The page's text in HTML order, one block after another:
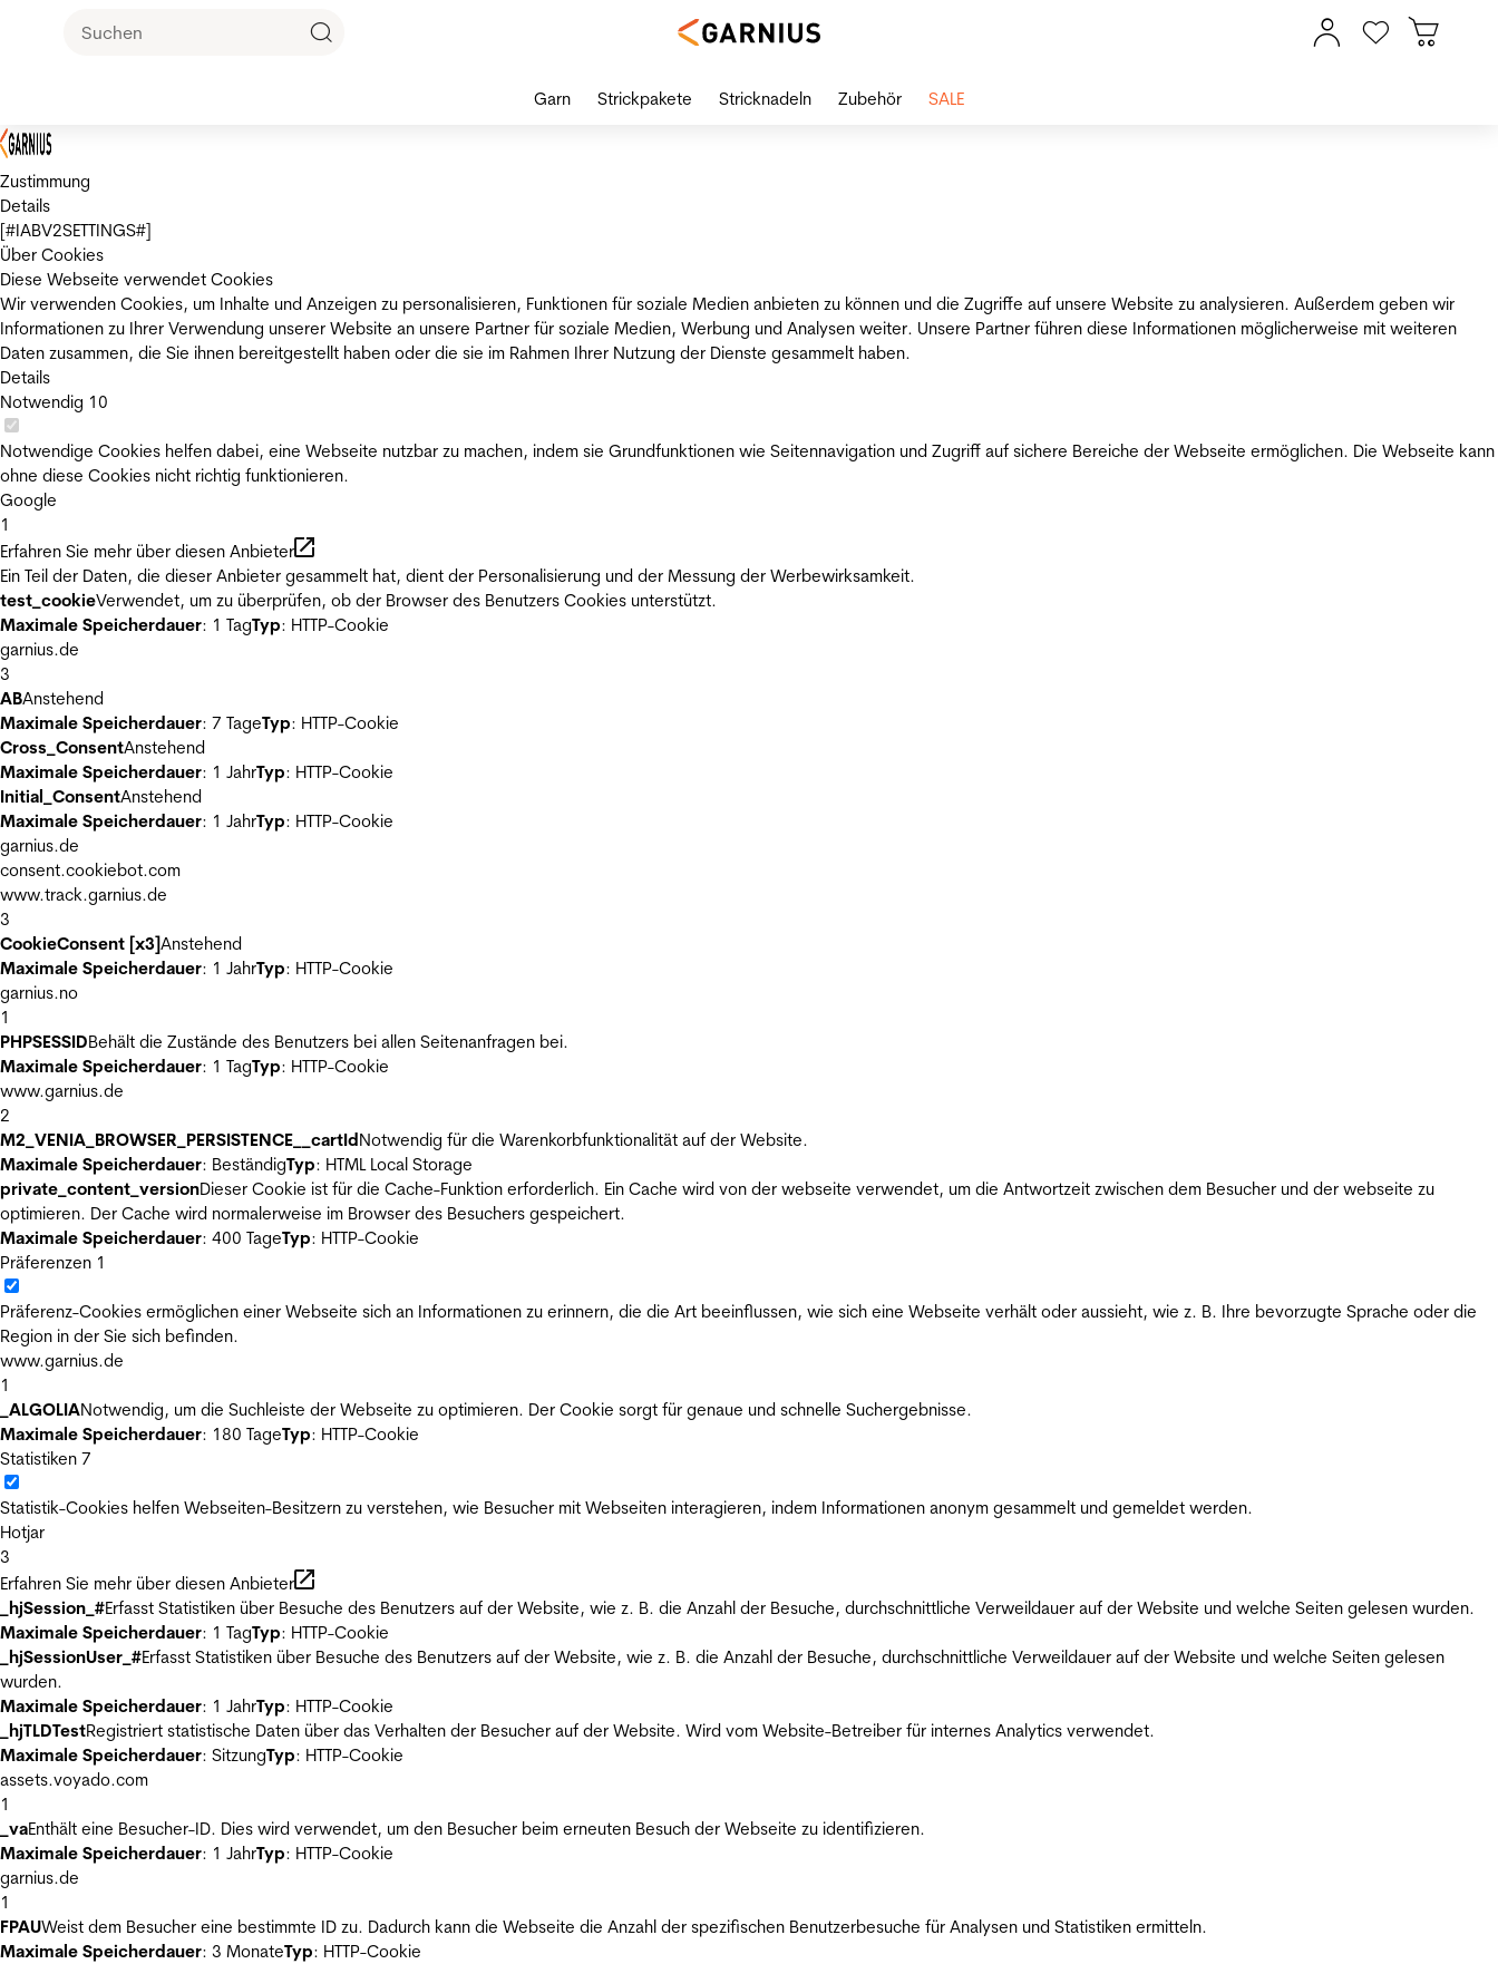
Zustimmung
Details
[#IABV2SETTINGS#]
Über Cookies
Diese Webseite verwendet Cookies
Wir verwenden Cookies, um Inhalte und Anzeigen zu personalisieren, Funktionen für soziale Medien anbieten zu können und die Zugriffe auf unsere Website zu analysieren. Außerdem geben wir
Informationen zu Ihrer Verwendung unserer Website an unsere Partner für soziale Medien, Werbung und Analysen weiter. Unsere Partner führen diese Informationen möglicherweise mit weiteren
Daten zusammen, die Sie ihnen bereitgestellt haben oder die sie im Rahmen Ihrer Nutzung der Dienste gesammelt haben.
Details
Notwendig 10
Notwendige Cookies helfen dabei, eine Webseite nutzbar zu machen, indem sie Grundfunktionen wie Seitennavigation und Zugriff auf sichere Bereiche der Webseite ermöglichen. Die Webseite kann
ohne diese Cookies nicht richtig funktionieren.
Google
1
Erfahren Sie mehr über diesen Anbieter
Ein Teil der Daten, die dieser Anbieter gesammelt hat, dient der Personalisierung und der Messung der Werbewirksamkeit.
test_cookieVerwendet, um zu überprüfen, ob der Browser des Benutzers Cookies unterstützt.
Maximale Speicherdauer: 1 TagTyp: HTTP-Cookie
garnius.de
3
ABAnstehend
Maximale Speicherdauer: 7 TageTyp: HTTP-Cookie
Cross_ConsentAnstehend
Maximale Speicherdauer: 1 JahrTyp: HTTP-Cookie
Initial_ConsentAnstehend
Maximale Speicherdauer: 1 JahrTyp: HTTP-Cookie
garnius.de
consent.cookiebot.com
www.track.garnius.de
3
CookieConsent [x3]Anstehend
Maximale Speicherdauer: 1 JahrTyp: HTTP-Cookie
garnius.no
1
PHPSESSIDBehält die Zustände des Benutzers bei allen Seitenanfragen bei.
Maximale Speicherdauer: 1 TagTyp: HTTP-Cookie
www.garnius.de
2
M2_VENIA_BROWSER_PERSISTENCE__cartIdNotwendig für die Warenkorbfunktionalität auf der Website.
Maximale Speicherdauer: BeständigTyp: HTML Local Storage
private_content_versionDieser Cookie ist für die Cache-Funktion erforderlich. Ein Cache wird von der webseite verwendet, um die Antwortzeit zwischen dem Besucher und der webseite zu
optimieren. Der Cache wird normalerweise im Browser des Besuchers gespeichert.
Maximale Speicherdauer: 400 TageTyp: HTTP-Cookie
Präferenzen 1
Präferenz-Cookies ermöglichen einer Webseite sich an Informationen zu erinnern, die die Art beeinflussen, wie sich eine Webseite verhält oder aussieht, wie z. B. Ihre bevorzugte Sprache oder die
Region in der Sie sich befinden.
www.garnius.de
1
_ALGOLIANotwendig, um die Suchleiste der Webseite zu optimieren. Der Cookie sorgt für genaue und schnelle Suchergebnisse.
Maximale Speicherdauer: 180 TageTyp: HTTP-Cookie
Statistiken 7
Statistik-Cookies helfen Webseiten-Besitzern zu verstehen, wie Besucher mit Webseiten interagieren, indem Informationen anonym gesammelt und gemeldet werden.
Hotjar
3
Erfahren Sie mehr über diesen Anbieter
_hjSession_#Erfasst Statistiken über Besuche des Benutzers auf der Website, wie z. B. die Anzahl der Besuche, durchschnittliche Verweildauer auf der Website und welche Seiten gelesen wurden.
Maximale Speicherdauer: 1 TagTyp: HTTP-Cookie
_hjSessionUser_#Erfasst Statistiken über Besuche des Benutzers auf der Website, wie z. B. die Anzahl der Besuche, durchschnittliche Verweildauer auf der Website und welche Seiten gelesen
wurden.
Maximale Speicherdauer: 1 JahrTyp: HTTP-Cookie
_hjTLDTestRegistriert statistische Daten über das Verhalten der Besucher auf der Website. Wird vom Website-Betreiber für internes Analytics verwendet.
Maximale Speicherdauer: SitzungTyp: HTTP-Cookie
assets.voyado.com
1
_vaEnthält eine Besucher-ID. Dies wird verwendet, um den Besucher beim erneuten Besuch der Webseite zu identifizieren.
Maximale Speicherdauer: 1 JahrTyp: HTTP-Cookie
garnius.de
1
FPAUWeist dem Besucher eine bestimmte ID zu. Dadurch kann die Webseite die Anzahl der spezifischen Benutzerbesuche für Analysen und Statistiken ermitteln.
Maximale Speicherdauer: 3 MonateTyp: HTTP-Cookie
Garn Strickpakete Stricknadeln Zubehör SALE